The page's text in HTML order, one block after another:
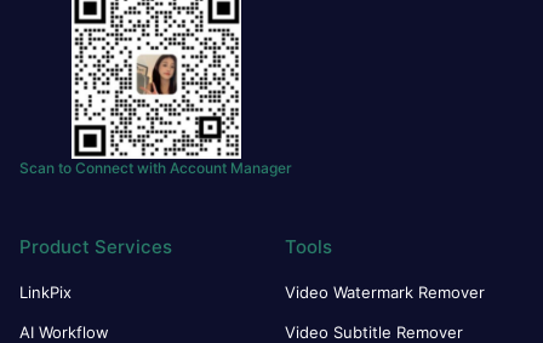
Scan to Connect with Account Manager
Product Services
LinkPix
AI Workflow
Tools
Video Watermark Remover
Video Subtitle Remover